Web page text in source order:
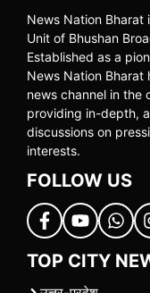
News Nation Bharat
Unit of Bhushan
Established as a
News Nation Bharat
news channel in the
providing in-depth,
discussions on
interests.
FOLLOW US
TOP CITY